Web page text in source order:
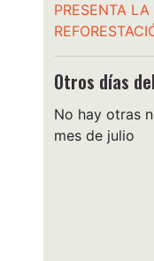
PRESENTA
Otros días
No hay otras
mes de julio